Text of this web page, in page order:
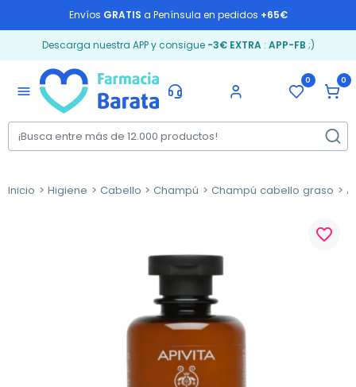
Envíos GRATIS a Península en pedidos +65€
Descarga nuestra APP y consigue -3€ EXTRA: APP-FB ;)
menu
0 0
Inicio Higiene Cabello Champú Champú cabello graso
favorite_border